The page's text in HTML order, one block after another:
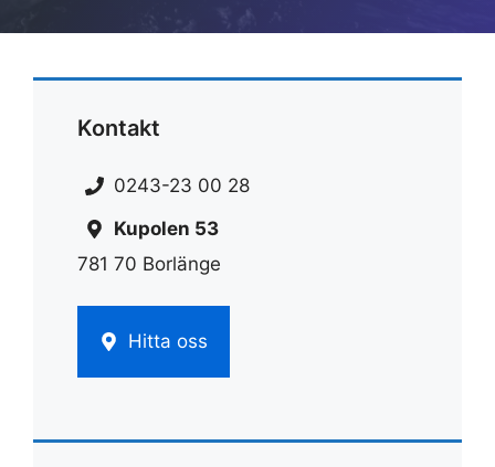
Kontakt
0243-23 00 28
Kupolen 53
781 70 Borlänge
Hitta oss